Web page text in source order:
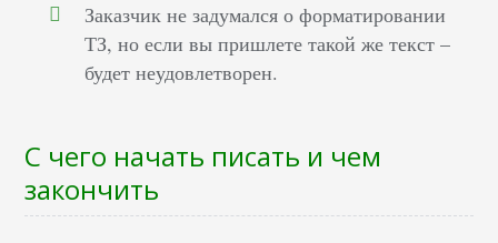
Заказчик не задумался о форматировании
ТЗ, но если вы пришлете такой же текст –
будет неудовлетворен.
С чего начать писать и чем
закончить